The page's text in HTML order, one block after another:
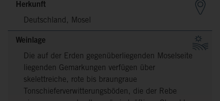
Herkunft
Deutschland, Mosel
Weinlage
Die auf der Erden gegenüberliegenden Moselseite
liegenden Gemarkungen verfügen über
skelettreiche, rote bis braungraue
Tonschieferverwitterungsböden, die der Rebe